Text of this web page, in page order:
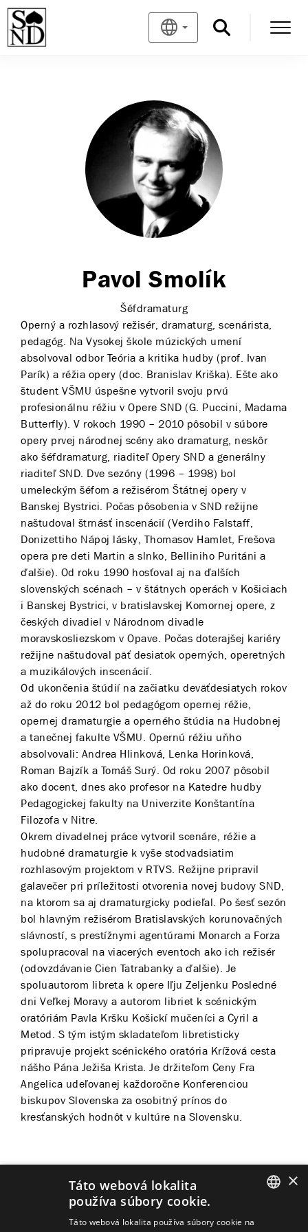
Pavol Smolík
Šéfdramaturg
Operný a rozhlasový režisér, dramaturg, scenárista,
pedagóg. Na Vysokej škole múzických umení
absolvoval odbor Teória a kritika hudby (prof. Ivan
Parík) a réžia opery (doc. Branislav Kriška). Ešte ako
študent VŠMU úspešne vytvoril svoju prvú
profesionálnu réžiu v Opere SND (G. Puccini, Madama
Butterfly). V rokoch 1990 – 2010 pôsobil v súbore
opery prvej národnej scény ako dramaturg, neskôr
ako šéfdramaturg, riaditeľ Opery SND a generálny
riaditeľ SND. Dve sezóny (1996 – 1998) bol
umeleckým šéfom a režisérom Štátnej opery v
Banskej Bystrici. Počas pôsobenia v SND režijne
naštudoval štrnásť inscenácií (Verdiho Falstaff,
Donizettiho Nápoj lásky, Thomasov Hamlet, Frešova
opera pre deti Martin a slnko, Belliniho Puritáni a
ďalšie). Od roku 1990 hosťoval aj na ďalších
slovenských scénach – v štátnych operách v Košiciach
i Banskej Bystrici, v bratislavskej Komornej opere, z
českých divadiel v Národnom divadle
moravskosliezskom v Opave. Počas doterajšej kariéry
režijne naštudoval päť desiatok operných, operetných
a muzikálových inscenácií.
Od ukončenia štúdií na začiatku deväťdesiatych rokov
až do roku 2012 bol pedagógom opernej réžie,
opernej dramaturgie a operného štúdia na Hudobnej
a tanečnej fakulte VŠMU. Opernú réžiu uňho
absolvovali: Andrea Hlinková, Lenka Horinková,
Roman Bajzík a Tomáš Surý. Od roku 2007 pôsobil
ako docent, dnes ako profesor na Katedre hudby
Pedagogickej fakulty na Univerzite Konštantína
Filozofa v Nitre.
Okrem divadelnej práce vytvoril scenáre, réžie a
hudobné dramaturgie k vyše stodvadsiatim
rozhlasovým projektom v RTVS. Režijne pripravil
galavečer pri príležitosti otvorenia novej budovy SND,
na ktorom sa aj dramaturgicky podieľal. Po šesť sezón
bol hlavným režisérom Bratislavských korunovačných
slávností, s prestížnymi agentúrami Monarch a Forza
spolupracoval na viacerých eventoch ako ich režisér
(odovzdávanie Cien Tatrabanky a ďalšie). Je
spoluautorom libreta k opere Iľju Zeljenku Posledné
dni Veľkej Moravy a autorom libriet k scénickým
oratóriám Pavla Kršku Košickí mučeníci a Cyril a
Metod. S tým istým skladateľom libretisticky
pripravuje projekt scénického oratória Krížová cesta
nášho Pána Ježiša Krista. Je držiteľom Ceny Fra
Angelica udeľovanej každoročne Konferenciou
biskupov Slovenska za osobitný prínos do
kresťanských hodnôt v kultúre na Slovensku.
Predstavenia
×
Táto webová lokalita
používa súbory cookie.
Táto webová lokalita používa súbory cookie na